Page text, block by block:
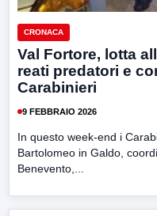
CRONACA
Val Fortore, lotta
reati predatori e
Carabinieri
9 FEBBRAIO 2026
In questo week-end i
Bartolomeo in Galdo,
Benevento,...